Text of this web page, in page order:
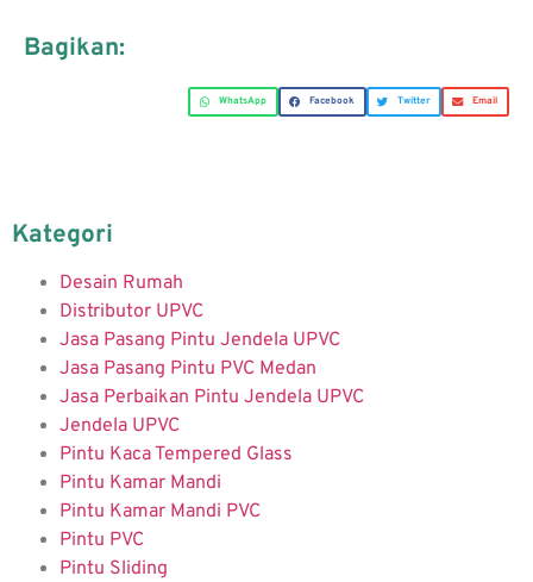
Bagikan:
WhatsApp Facebook Twitter Email
Kategori
Desain Rumah
Distributor UPVC
Jasa Pasang Pintu Jendela UPVC
Jasa Pasang Pintu PVC Medan
Jasa Perbaikan Pintu Jendela UPVC
Jendela UPVC
Pintu Kaca Tempered Glass
Pintu Kamar Mandi
Pintu Kamar Mandi PVC
Pintu PVC
Pintu Sliding